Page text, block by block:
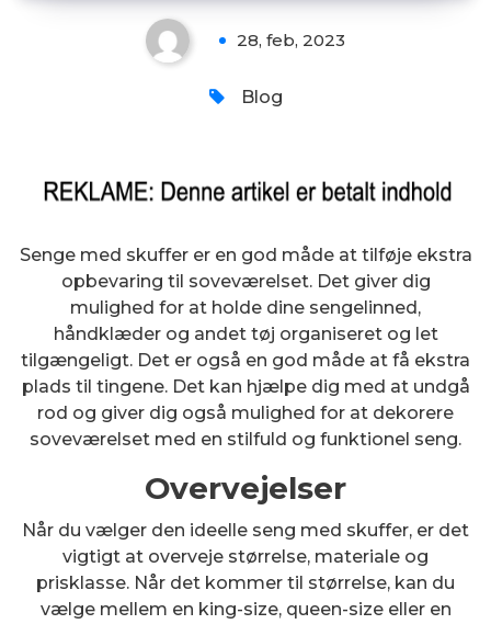
28, feb, 2023
Blog
Senge med skuffer er en god måde at tilføje ekstra
opbevaring til soveværelset. Det giver dig
mulighed for at holde dine sengelinned,
håndklæder og andet tøj organiseret og let
tilgængeligt. Det er også en god måde at få ekstra
plads til tingene. Det kan hjælpe dig med at undgå
rod og giver dig også mulighed for at dekorere
soveværelset med en stilfuld og funktionel seng.
Overvejelser
Når du vælger den ideelle seng med skuffer, er det
vigtigt at overveje størrelse, materiale og
prisklasse. Når det kommer til størrelse, kan du
vælge mellem en king-size, queen-size eller en